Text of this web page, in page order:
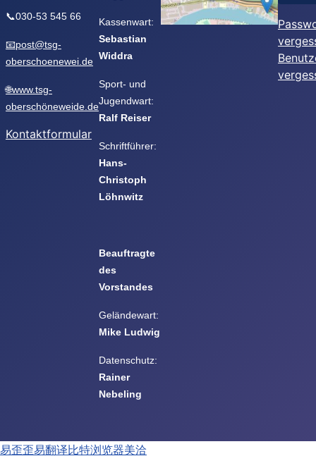
📞030-53 545 66
📧post@tsg-
oberschoenewei.de
🌐www.tsg-
oberschöneweide.de
Kontaktformular
Kassenwart:
Sebastian
Widdra
Sport- und
Jugendwart:
Ralf Reiser
Schriftführer:
Hans-
Christoph
Löhnwitz
Beauftragte
des
Vorstandes
Geländewart:
Mike Ludwig
Datenschutz:
Rainer
Nebeling
易歪歪易翻译比特浏览器美洽